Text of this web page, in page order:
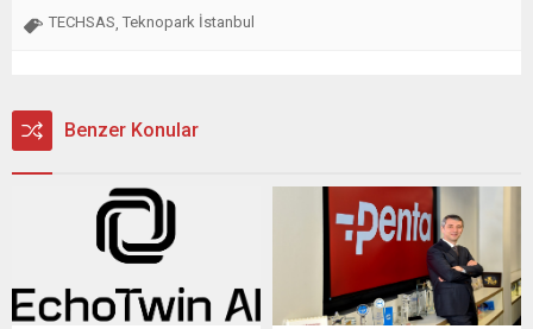
TECHSAS Teknopark İstanbul
Benzer Konular